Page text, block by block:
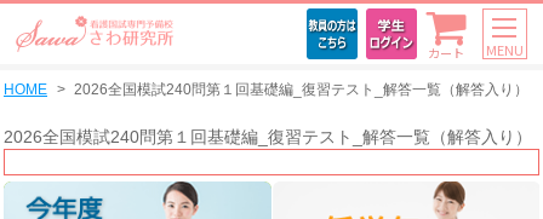
カート MENU
HOME 2026全国模試240問第１回基礎編_復習テスト_解答一覧（解答入り）
2026全国模試240問第１回基礎編_復習テスト_解答一覧（解答入り）